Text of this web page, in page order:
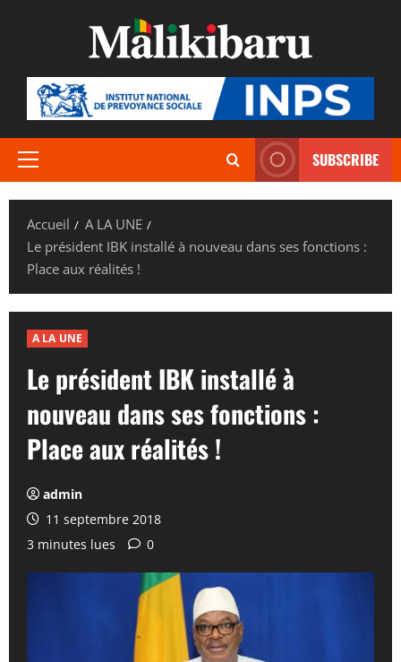
Menu
SUBSCRIBE
Accueil
A LA UNE
Le président IBK installé à nouveau dans ses fonctions :
Place aux réalités !
A LA UNE
Le président IBK installé à
nouveau dans ses fonctions :
Place aux réalités !
admin
11 septembre 2018
3 minutes lues
0